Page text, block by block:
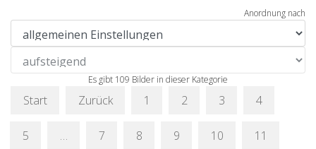
Anordnung nach
Es gibt 109 Bilder in dieser Kategorie
Start Zurück 1 2 3 4
5 … 7 8 9 10 11